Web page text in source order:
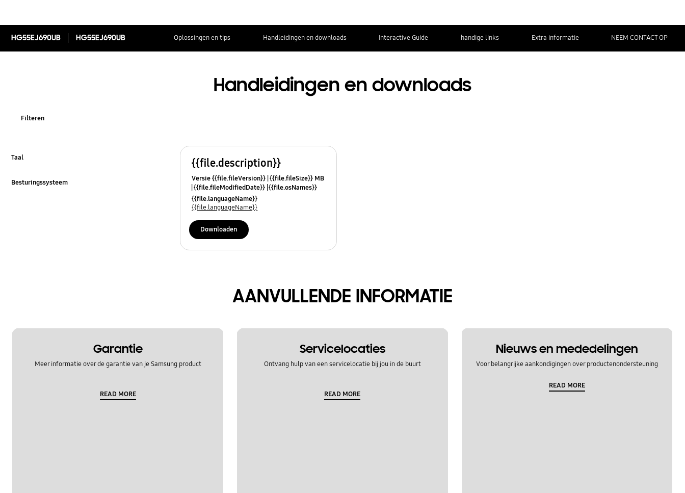
HG55EJ690UB HG55EJ690UB Oplossingen en tips Handleidingen en downloads Interactive Guide handige links Extra informatie NEEM CONTACT OP
Handleidingen en downloads
Filteren
Taal
Besturingssysteem
{{file.description}}
Versie {{file.fileVersion}} {{file.fileSize}} MB
{{file.fileModifiedDate}} {{file.osNames}}
{{file.languageName}}
{{file.languageName}}
Downloaden
AANVULLENDE INFORMATIE
Garantie
Meer informatie over de garantie van je Samsung product
READ MORE
Servicelocaties
Ontvang hulp van een servicelocatie bij jou in de buurt
READ MORE
Nieuws en mededelingen
Voor belangrijke aankondigingen over productenondersteuning
READ MORE